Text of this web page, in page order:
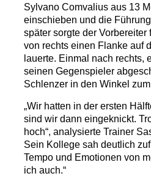
Sylvano Comvalius aus 13
einschieben und die
später sorgte der
von rechts einen Flanke auf
lauerte. Einmal nach rechts,
seinen Gegenspieler
Schlenzer in den Winkel
„Wir hatten in der ersten
sind wir dann eingeknickt.
hoch“, analysierte Trainer
Sein Kollege sah deutlich
Tempo und Emotionen von
ich auch.“